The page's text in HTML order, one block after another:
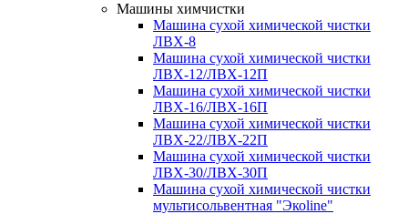
Машины химчистки
Машина сухой химической чистки
ЛВХ-8
Машина сухой химической чистки
ЛВХ-12/ЛВХ-12П
Машина сухой химической чистки
ЛВХ-16/ЛВХ-16П
Машина сухой химической чистки
ЛВХ-22/ЛВХ-22П
Машина сухой химической чистки
ЛВХ-30/ЛВХ-30П
Машина сухой химической чистки
мультисольвентная "Экоline"